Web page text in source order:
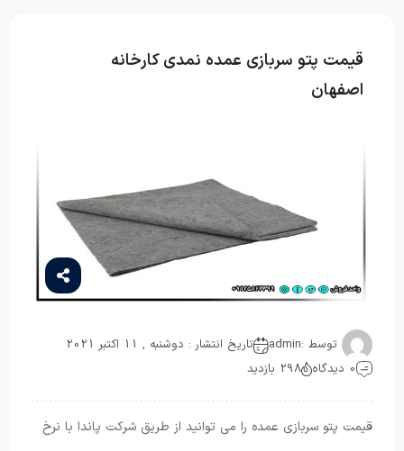
قیمت پتو سربازی عمده نمدی کارخانه
اصفهان
توسط :admin
تاریخ انتشار : دوشنبه , 11 اکتبر 2021
0 دیدگاه
298 بازدید
قیمت پتو سربازی عمده را می توانید از طریق شرکت پاندا با نرخ